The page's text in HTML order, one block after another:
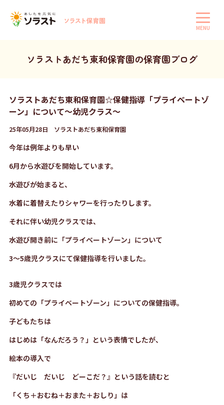
MENU
ソラストあだち東和保育園の保育園ブログ
ソラストあだち東和保育園☆保健指導「プライベートゾ
ーン」について～幼児クラス～
25年05月28日 ソラストあだち東和保育園
今年は例年よりも早い
6月から水遊びを開始しています。
水遊びが始まると、
水着に着替えたりシャワーを行ったりします。
それに伴い幼児クラスでは、
水遊び開き前に「プライベートゾーン」について
3～5歳児クラスにて保健指導を行いました。
3歳児クラスでは
初めての「プライベートゾーン」についての保健指導。
子どもたちは
はじめは「なんだろう？」という表情でしたが、
絵本の導入で
『だいじ だいじ どーこだ？』という話を読むと
「くち＋おむね＋おまた＋おしり」は